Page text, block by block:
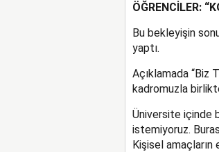
ÖĞRENCİLER:
Bu bekleyişin
yaptı.
Açıklamada “Biz
kadromuzla
Üniversite içinde
istemiyoruz.
Kişisel amaçların